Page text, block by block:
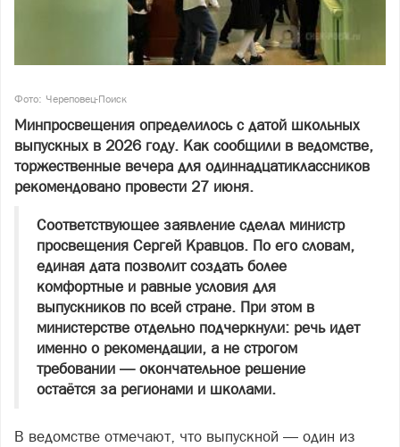
Фото: Череповец-Поиск
Минпросвещения определилось с датой школьных
выпускных в 2026 году. Как сообщили в ведомстве,
торжественные вечера для одиннадцатиклассников
рекомендовано провести 27 июня.
Соответствующее заявление сделал министр
просвещения Сергей Кравцов. По его словам,
единая дата позволит создать более
комфортные и равные условия для
выпускников по всей стране. При этом в
министерстве отдельно подчеркнули: речь идет
именно о рекомендации, а не строгом
требовании — окончательное решение
остаётся за регионами и школами.
В ведомстве отмечают, что выпускной — один из